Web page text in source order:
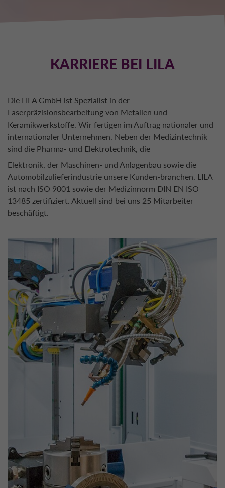
KARRIERE BEI LILA
Die LILA GmbH ist Spezialist in der
Laserpräzisionsbearbeitung von Metallen und
Keramikwerkstoffe. Wir fertigen im Auftrag nationaler und
internationaler Unternehmen. Neben der Medizintechnik
sind die Pharma- und Elektrotechnik, die
Elektronik, der Maschinen- und Anlagenbau sowie die
Automobilzulieferindustrie unsere Kunden-branchen. LILA
ist nach ISO 9001 sowie der Medizinnorm DIN EN ISO
13485 zertifiziert. Aktuell sind bei uns 25 Mitarbeiter
beschäftigt.